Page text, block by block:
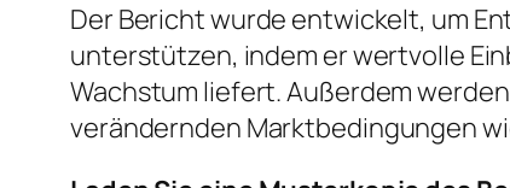
Der Bericht wurde entwickelt, um
unterstützen, indem er wertvolle
Wachstum liefert. Außerdem
verändernden Marktbedingungen